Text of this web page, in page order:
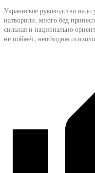
Украинское руководство
натворили, много бед
сильная и национально
не поймёт, необходим